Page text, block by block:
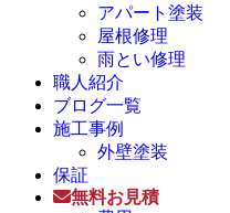
アパート塗装
屋根修理
雨とい修理
職人紹介
ブログ一覧
施工事例
外壁塗装
保証
無料お見積